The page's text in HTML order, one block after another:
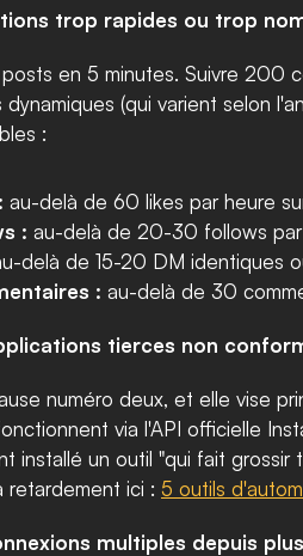
trop rapides ou trop
en 5 minutes. Suivre 200
dynamiques (qui varient selon
:
au-delà de 60 likes par heure
: au-delà de 20-30 follows par
delà de 15-20 DM identiques
: au-delà de 30
tierces non
numéro deux, et elle vise
via l'API officielle
installé un outil "qui fait
retardement ici : 5 outils
multiples depuis